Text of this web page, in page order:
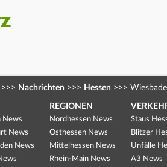
>>> Nachrichten >>> Hessen >>>
News
News
News
REGIONEN
Nordhessen News
Osthessen News
Mittelhessen News
Rhein-Main News
Staus
Blitzer
Unfälle
A3 News